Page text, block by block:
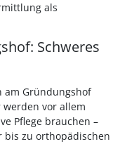
als
Schweres
am Gründungshof
werden vor allem
Pflege brauchen –
bis zu orthopädischen